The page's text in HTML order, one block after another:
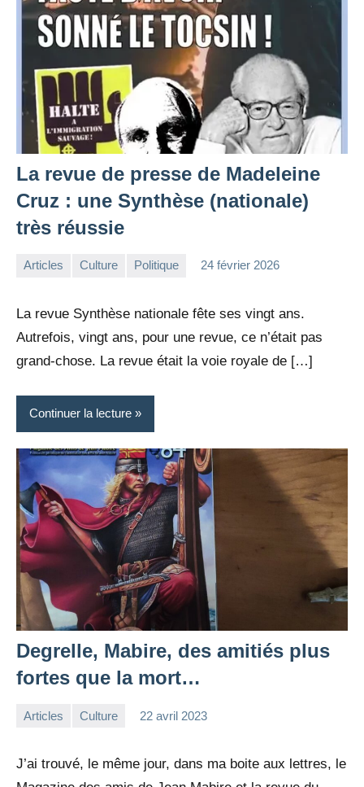
La revue de presse de Madeleine
Cruz : une Synthèse (nationale)
très réussie
Articles Culture Politique 24 février 2026
La revue Synthèse nationale fête ses vingt ans.
Autrefois, vingt ans, pour une revue, ce n’était pas
grand-chose. La revue était la voie royale de […]
Continuer la lecture
Degrelle, Mabire, des amitiés plus
fortes que la mort…
Articles Culture 22 avril 2023
J’ai trouvé, le même jour, dans ma boite aux lettres, le